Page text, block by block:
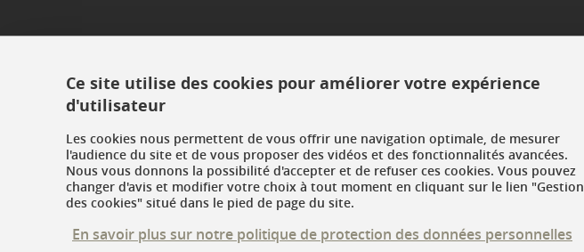
Ce site utilise des cookies pour améliorer votre expérience
d'utilisateur
Les cookies nous permettent de vous offrir une navigation optimale, de mesurer
l'audience du site et de vous proposer des vidéos et des fonctionnalités avancées.
Nous vous donnons la possibilité d'accepter et de refuser ces cookies. Vous pouvez
changer d'avis et modifier votre choix à tout moment en cliquant sur le lien "Gestion
des cookies" situé dans le pied de page du site.
En savoir plus sur notre politique de protection des données personnelles